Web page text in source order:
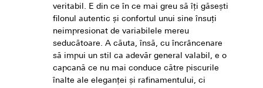
veritabil. E din ce în ce mai greu să îţi găseşti
filonul autentic şi confortul unui sine însuţi
neimpresionat de variabilele mereu
seducătoare. A căuta, însă, cu încrâncenare
să impui un stil ca adevăr general valabil, e o
capcană ce nu mai conduce către piscurile
înalte ale eleganţei şi rafinamentului, ci